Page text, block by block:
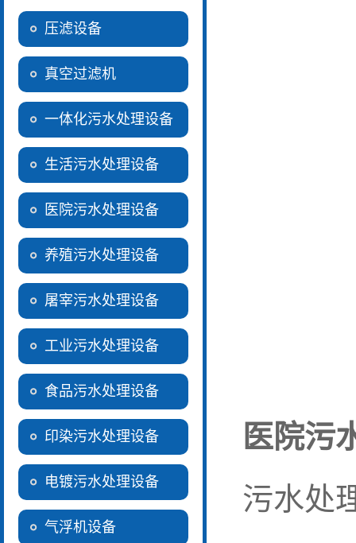
压滤设备
真空过滤机
一体化污水处理设备
生活污水处理设备
医院污水处理设备
养殖污水处理设备
屠宰污水处理设备
工业污水处理设备
食品污水处理设备
印染污水处理设备
电镀污水处理设备
气浮机设备
医院污
污水处